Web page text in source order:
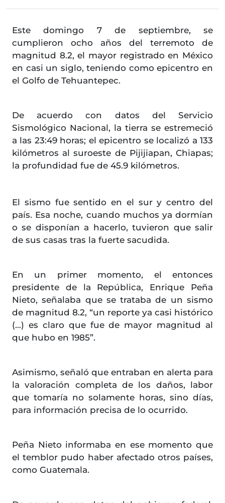
Este domingo 7 de septiembre, se
cumplieron ocho años del terremoto de
magnitud 8.2, el mayor registrado en México
en casi un siglo, teniendo como epicentro en
el Golfo de Tehuantepec.
De acuerdo con datos del Servicio
Sismológico Nacional, la tierra se estremeció
a las 23:49 horas; el epicentro se localizó a 133
kilómetros al suroeste de Pijijiapan, Chiapas;
la profundidad fue de 45.9 kilómetros.
El sismo fue sentido en el sur y centro del
país. Esa noche, cuando muchos ya dormían
o se disponían a hacerlo, tuvieron que salir
de sus casas tras la fuerte sacudida.
En un primer momento, el entonces
presidente de la República, Enrique Peña
Nieto, señalaba que se trataba de un sismo
de magnitud 8.2, “un reporte ya casi histórico
(…) es claro que fue de mayor magnitud al
que hubo en 1985”.
Asimismo, señaló que entraban en alerta para
la valoración completa de los daños, labor
que tomaría no solamente horas, sino días,
para información precisa de lo ocurrido.
Peña Nieto informaba en ese momento que
el temblor pudo haber afectado otros países,
como Guatemala.